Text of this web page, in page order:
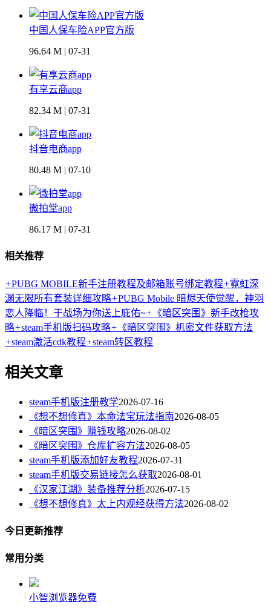
中国人保车险APP官方版
96.64 M | 07-31
有享云商app
82.34 M | 07-31
抖音电商app
80.48 M | 07-10
微拍堂app
86.17 M | 07-31
相关推荐
+PUBG MOBILE新手注册教程及邮箱账号绑定教程+霓虹深
渊无限所有套装详细攻略+PUBG Mobile 暗烬天使觉醒，神羽
恋人降临！于战场为你送上庇佑~+ 《暗区突围》新手改枪攻
略+steam手机版扫码攻略+ 《暗区突围》机密文件获取方法
+steam激活cdk教程+steam转区教程
相关文章
steam手机版注册教学2026-07-16
《想不想修真》本命法宝玩法指南2026-08-05
《暗区突围》赚钱攻略2026-08-02
《暗区突围》仓库扩容方法2026-08-05
steam手机版添加好友教程2026-07-31
steam手机版交易链接怎么获取2026-08-01
《汉家江湖》装备推荐分析2026-07-15
《想不想修真》太上内观经获得方法2026-08-02
今日更新推荐
常用分类
小智浏览器免费